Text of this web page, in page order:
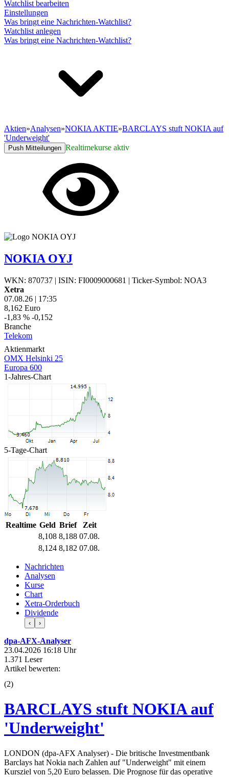
Watchlist bearbeiten
Einstellungen
Was bringt eine Nachrichten-Watchlist?
Watchlist anlegen
Was bringt eine Nachrichten-Watchlist?
Aktien»Analysen»NOKIA AKTIE»BARCLAYS stuft NOKIA auf
'Underweight'
Push Mitteilungen Realtimekurse aktiv
NOKIA OYJ
WKN: 870737 | ISIN: FI0009000681 | Ticker-Symbol: NOA3
Xetra
07.08.26 | 17:35
8,162 Euro
-1,83 % -0,152
Branche
Telekom
Aktienmarkt
OMX Helsinki 25
Europa 600
1-Jahres-Chart
5-Tage-Chart
Realtime Geld Brief
Zeit
8,108 8,188 07.08.
8,124 8,182 07.08.
Nachrichten
Analysen
Kurse
Chart
Xetra-Orderbuch
Dividende
‹ ›
dpa-AFX-Analyser
23.04.2026 16:18 Uhr
1.371 Leser
Artikel bewerten:
(2)
BARCLAYS stuft NOKIA auf
'Underweight'
LONDON (dpa-AFX Analyser) - Die britische Investmentbank
Barclays hat Nokia nach Zahlen auf "Underweight" mit einem
Kursziel von 5,20 Euro belassen. Die Prognose für das operative